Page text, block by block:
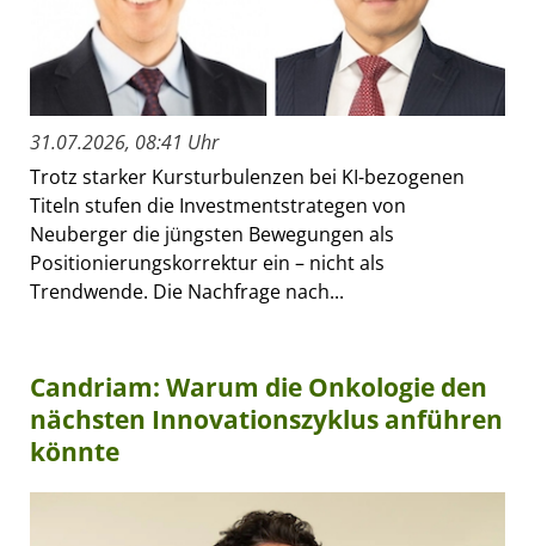
31.07.2026, 08:41 Uhr
Trotz starker Kursturbulenzen bei KI-bezogenen
Titeln stufen die Investmentstrategen von
Neuberger die jüngsten Bewegungen als
Positionierungskorrektur ein – nicht als
Trendwende. Die Nachfrage nach...
Candriam: Warum die Onkologie den
nächsten Innovationszyklus anführen
könnte